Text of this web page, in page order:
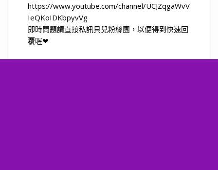
https://www.youtube.com/channel/UCJZqgaWvV
IeQKoIDKbpyvVg
即時問題請直接私訊貝兒粉絲團，以便得到快速回
覆喔❤